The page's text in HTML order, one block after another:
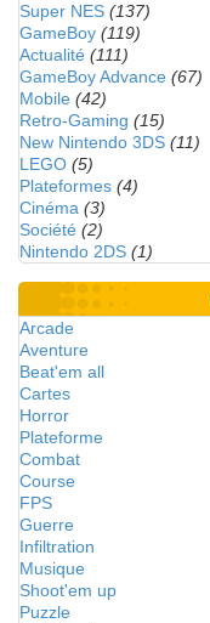
Super NES (137)
GameBoy (119)
Actualité (111)
GameBoy Advance (67)
Mobile (42)
Retro-Gaming (15)
New Nintendo 3DS (11)
LEGO (5)
Plateformes (4)
Cinéma (3)
Société (2)
Nintendo 2DS (1)
Arcade
Aventure
Beat'em all
Cartes
Horror
Plateforme
Combat
Course
FPS
Guerre
Infiltration
Musique
Shoot'em up
Puzzle